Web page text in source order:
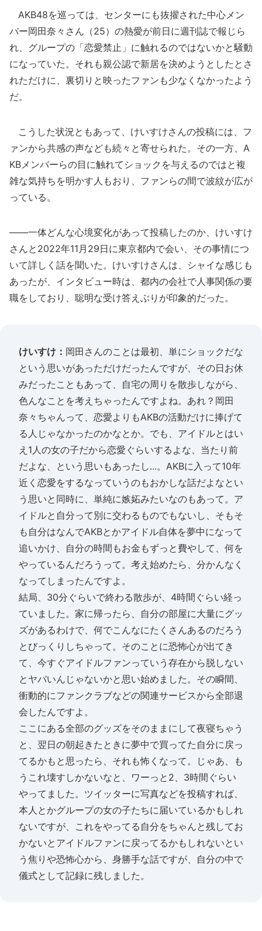
AKB48を巡っては、センターにも抜擢された中心メン
バー岡田奈々さん（25）の熱愛が前日に週刊誌で報じら
れ、グループの「恋愛禁止」に触れるのではないかと騒動
になっていた。それも親公認で新居を決めようとしたとさ
れただけに、裏切りと映ったファンも少なくなかったよう
だ。
こうした状況ともあって、けいすけさんの投稿には、フ
ァンから共感の声なども続々と寄せられた。その一方、A
KBメンバーらの目に触れてショックを与えるのではと複
雑な気持ちを明かす人もおり、ファンらの間で波紋が広が
っている。
――一体どんな心境変化があって投稿したのか、けいすけ
さんと2022年11月29日に東京都内で会い、その事情につ
いて詳しく話を聞いた。けいすけさんは、シャイな感じも
あったが、インタビュー時は、都内の会社で人事関係の要
職をしており、聡明な受け答えぶりが印象的だった。
けいすけ： 岡田さんのことは最初、単にショックだな
という思いがあっただけだったんですが、その日お休
みだったこともあって、自宅の周りを散歩しながら、
色んなことを考えちゃったんですよね。あれ？岡田
奈々ちゃんって、恋愛よりもAKBの活動だけに捧げて
る人じゃなかったのかなとか。でも、アイドルとはい
え1人の女の子だから恋愛ぐらいするよな、当たり前
だよな、という思いもあったし...。AKBに入って10年
近く恋愛をするなっていうのもおかしな話だよなとい
う思いと同時に、単純に嫉妬みたいなのもあって。ア
イドルと自分って別に交わるものでもないし、そもそ
も自分はなんでAKBとかアイドル自体を夢中になって
追いかけ、自分の時間もお金もずっと費やして、何を
やっているんだろうって。考え始めたら、分かんなく
なってしまったんですよ。
結局、30分ぐらいで終わる散歩が、4時間ぐらい経っ
ていました。家に帰ったら、自分の部屋に大量にグッ
ズがあるわけで、何でこんなにたくさんあるのだろう
とびっくりしちゃって。そのことに恐怖心が出てき
て、今すぐアイドルファンっていう存在から脱しない
とヤバいんじゃないかと思い始めました。その瞬間、
衝動的にファンクラブなどの関連サービスから全部退
会したんですよ。
ここにある全部のグッズをそのままにして夜寝ちゃう
と、翌日の朝起きたときに夢中で買ってた自分に戻っ
てるかもと思ったら、それも怖くなって。じゃあ、も
うこれ壊すしかないなと、ワーっと2、3時間ぐらい
やってました。ツイッターに写真などを投稿すれば、
本人とかグループの女の子たちに届いているかもしれ
ないですが、これをやってる自分をちゃんと残してお
かないとアイドルファンに戻ってるかもしれないとい
う焦りや恐怖心から、身勝手な話ですが、自分の中で
儀式として記録に残しました。